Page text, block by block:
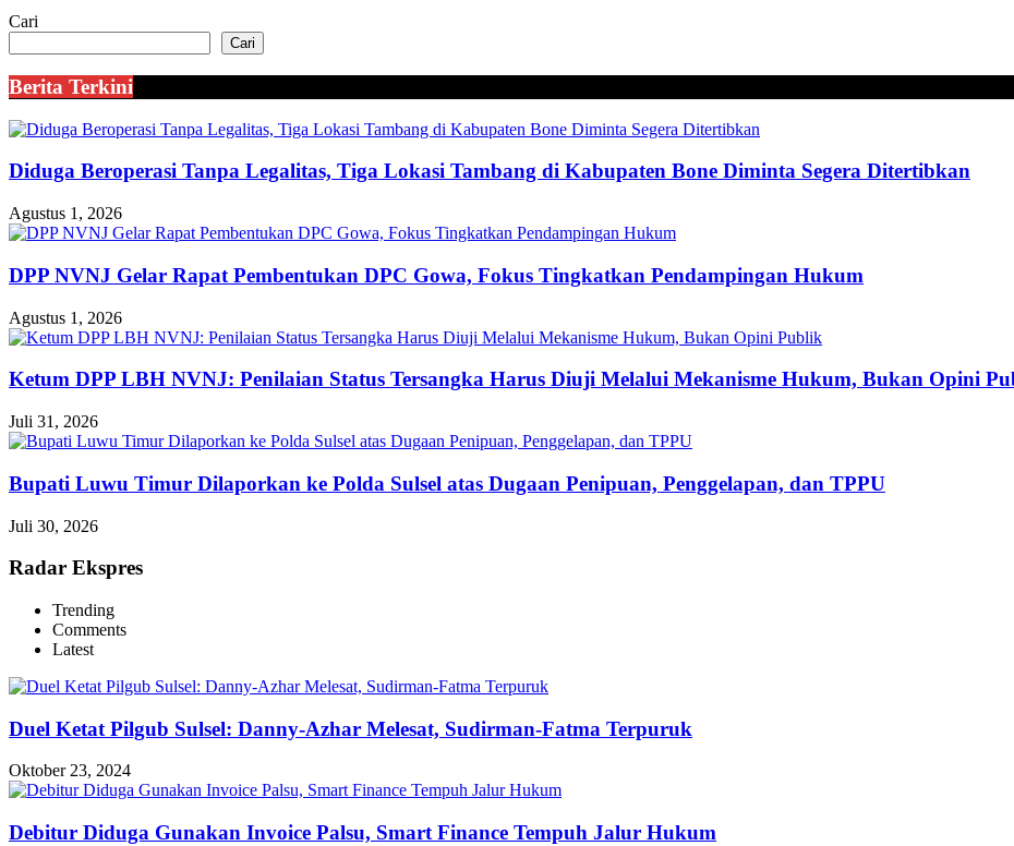
Cari
Cari
Berita Terkini
Diduga Beroperasi Tanpa Legalitas, Tiga Lokasi Tambang di Kabupaten Bone Diminta Segera Ditertibkan
Agustus 1, 2026
DPP NVNJ Gelar Rapat Pembentukan DPC Gowa, Fokus Tingkatkan Pendampingan Hukum
Agustus 1, 2026
Ketum DPP LBH NVNJ: Penilaian Status Tersangka Harus Diuji Melalui Mekanisme Hukum, Bukan Opini
Juli 31, 2026
Bupati Luwu Timur Dilaporkan ke Polda Sulsel atas Dugaan Penipuan, Penggelapan, dan TPPU
Juli 30, 2026
Radar Ekspres
Trending
Comments
Latest
Duel Ketat Pilgub Sulsel: Danny-Azhar Melesat, Sudirman-Fatma Terpuruk
Oktober 23, 2024
Debitur Diduga Gunakan Invoice Palsu, Smart Finance Tempuh Jalur Hukum